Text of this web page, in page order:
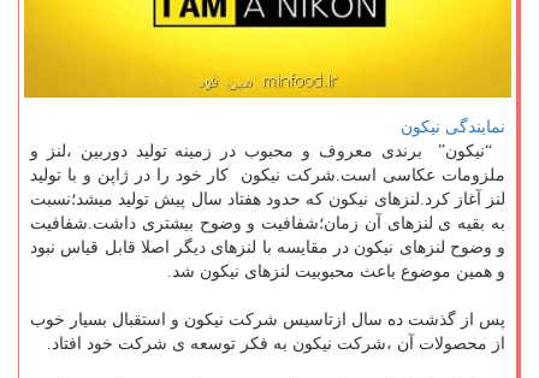
نمایندگی نیکون
“نیکون” برندی معروف و محبوب در زمینه تولید دوربین ،لنز و
ملزومات عکاسی است.شرکت نیکون کار خود را در ژاپن و با تولید
لنز آغاز کرد.لنزهای نیکون که حدود هفتاد سال پیش تولید میشد؛نسبت
به بقیه ی لنزهای آن زمان؛شفافیت و وضوح بیشتری داشت.شفافیت
و وضوح لنزهای نیکون در مقایسه با لنزهای دیگر اصلا قابل قیاس نبود
و همین موضوع باعث محبوبیت لنزهای نیکون شد.
پس از گذشت ده سال ازتاسیس شرکت نیکون و استقبال بسیار خوب
از محصولات آن ،شرکت نیکون به فکر توسعه ی شرکت خود افتاد.